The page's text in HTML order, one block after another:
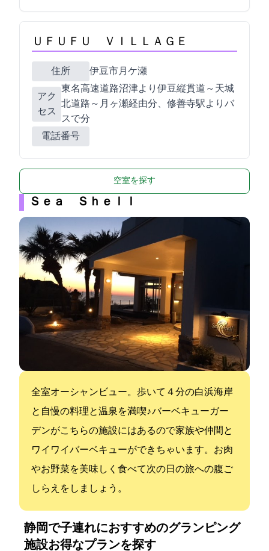
ＵＦＵＦＵ ＶＩＬＬＡＧＥ
住所 伊豆市月ケ瀬425-1
アク
セス
東名高速道路沼津ICより伊豆縦貫道～天城
北道路～月ヶ瀬IC経由40分、修善寺駅よりバ
スで20分
電話番号
空室を探す
Ｓｅａ Ｓｈｅｌｌ
全室オーシャンビュー。歩いて４分の白浜海岸
と自慢の料理と温泉を満喫♪ バーベキューガー
デンがこちらの施設にはあるので家族や仲間と
ワイワイバーベキューができちゃいます。お肉
やお野菜を美味しく食べて次の日の旅への腹ご
しらえをしましょう。
静岡で子連れにおすすめのグランピング
施設:お得なプランを探す